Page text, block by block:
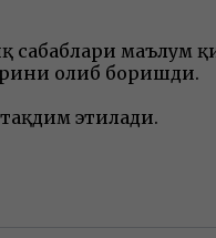
сабаблари маълум
олиб боришди.
этилади.